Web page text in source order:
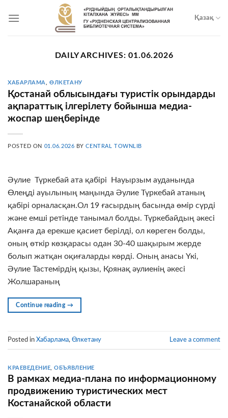
Қазақ
DAILY ARCHIVES:01.06.2026
ХАБАРЛАМА ,ӨЛКЕТАНУ
Қостанай облысындағы туристік орындарды
ақпараттық ілгерілету бойынша медиа-
жоспар шеңберінде
POSTED ON 01.06.2026 BYCENTRAL TOWNLIB
Әулие Түркебай ата қабірі Науырзым ауданында
Өлеңді ауылының маңында Әулие Түркебай атаның
қабірі орналасқан.Ол 19 ғасырдың басында өмір сүрді
және емші ретінде танымал болды. Түркебайдың әкесі
Ақанға да ерекше қасиет берілді, ол көреген болды,
оның өткір көзқарасы одан 30-40 шақырым жерде
болып жатқан оқиғаларды көрді. Оның анасы Үкі,
Әулие Тастемірдің қызы, Қоянақ әулиенің әкесі
Жолшараның
Continue reading →
Posted in Хабарлама, Өлкетану Leave a comment
КРАЕВЕДЕНИЕ ,ОБЪЯВЛЕНИЕ
В рамках медиа-плана по информационному
продвижению туристических мест
Костанайской области